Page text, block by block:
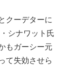
クーデターに
シナワット氏
もガーシー元
て失効させら